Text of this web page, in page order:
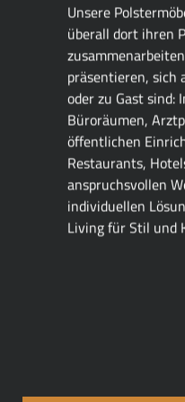
Unsere
überall dort ihren
präsentieren, sich
oder zu Gast sind:
Büroräumen,
öffentlichen
Restaurants,
anspruchsvollen
individuellen
Living für Stil und